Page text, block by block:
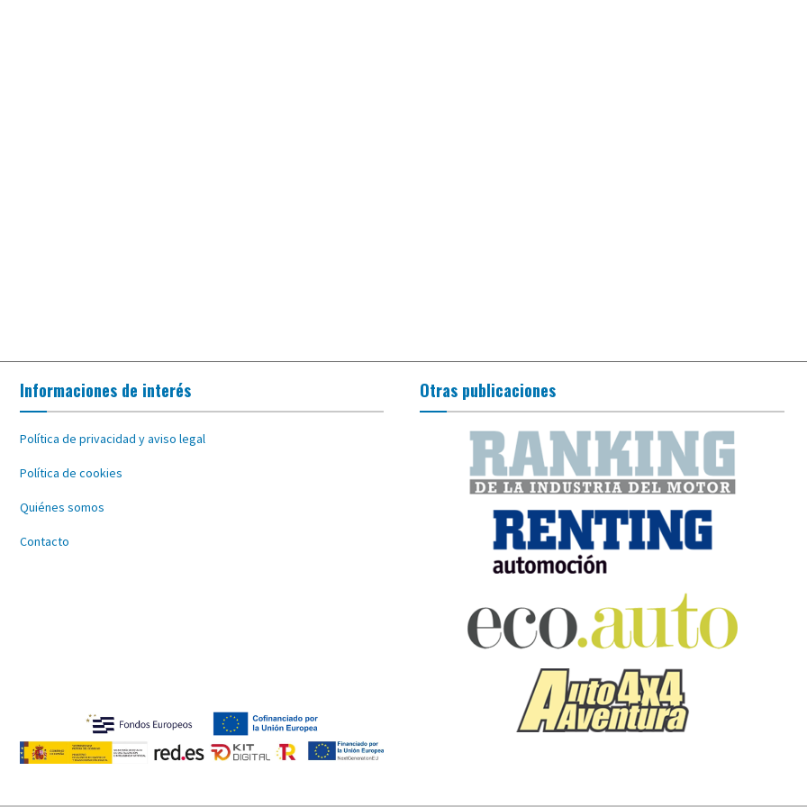
Informaciones de interés
Política de privacidad y aviso legal
Política de cookies
Quiénes somos
Contacto
Otras publicaciones